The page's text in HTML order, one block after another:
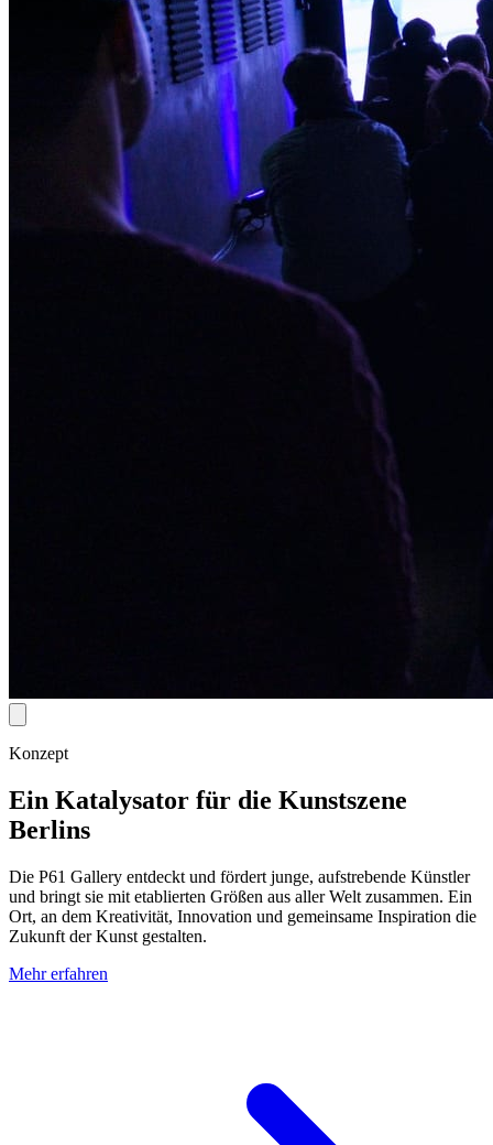
Konzept
Ein Katalysator für die Kunstszene
Berlins
Die P61 Gallery entdeckt und fördert junge, aufstrebende Künstler
und bringt sie mit etablierten Größen aus aller Welt zusammen. Ein
Ort, an dem Kreativität, Innovation und gemeinsame Inspiration die
Zukunft der Kunst gestalten.
Mehr erfahren